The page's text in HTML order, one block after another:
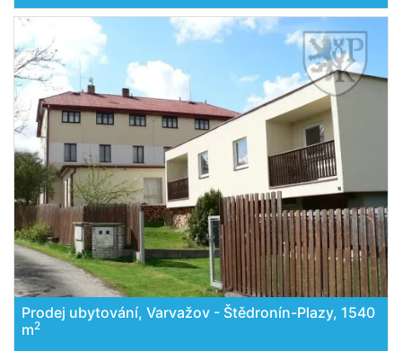
Prodej ubytování, Varvažov - Štědronín-Plazy, 1540
m2